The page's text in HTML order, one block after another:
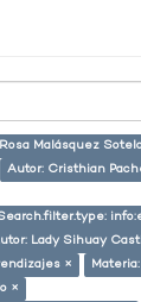
Malásquez
Autor: Cristhian
Lady Sihuay
×
×